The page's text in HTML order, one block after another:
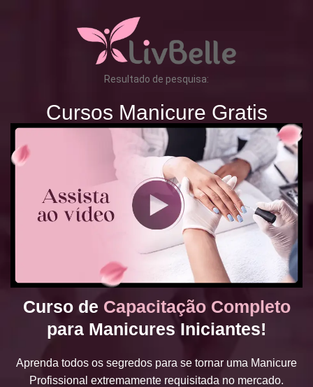
Resultado de pesquisa:
Cursos Manicure Gratis
Curso de Capacitação Completo
para Manicures Iniciantes!
Aprenda todos os segredos para se tornar uma Manicure
Profissional extremamente requisitada no mercado.